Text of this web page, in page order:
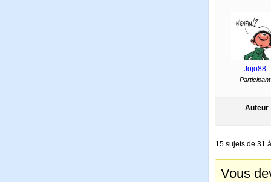
Jojo88
Participant
Auteur
15 sujets de 31
Vous